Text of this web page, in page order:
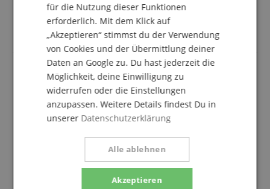
In diesem Set ist alles vorhanden was wir benötigen
um mit Künstlern und Fremdsystemen kompatibel zu
Unentbehrlich für jeden Live-Musiker/ jede
Band
Bewertung vonRalphvom 31.08.2025
Beim Bühnenaufbau fehlt es manchmal an
Köfferchen ist gut sortiert und trägt zum Gelingen
aller Verkabelung bei. Sehr hilfreich!
für die Nutzung dieser Funktionen
erforderlich. Mit dem Klick auf
„Akzeptieren“ stimmst du der Verwendung
von Cookies und der Übermittlung deiner
Daten an Google zu. Du hast jederzeit die
Möglichkeit, deine Einwilligung zu
widerrufen oder die Einstellungen
anzupassen. Weitere Details findest Du in
unserer Datenschutzerklärung
Akzeptieren
Alle ablehnen